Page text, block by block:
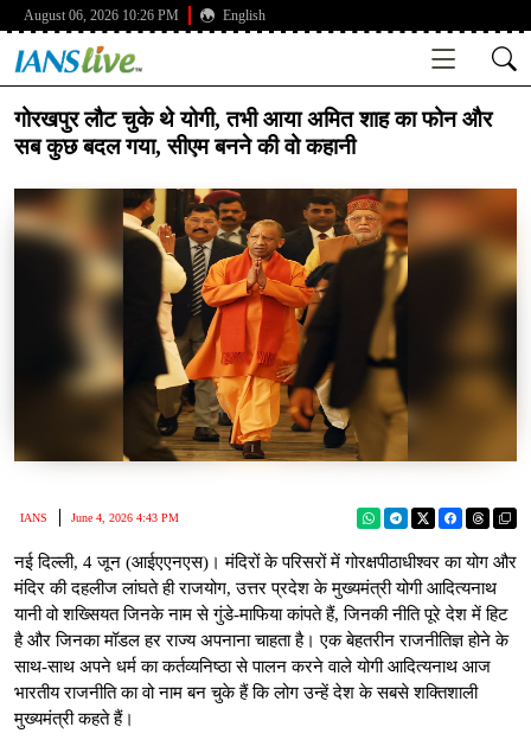
August 06, 2026 10:26 PM English
गोरखपुर लौट चुके थे योगी, तभी आया अमित शाह का फोन और
सब कुछ बदल गया, सीएम बनने की वो कहानी
IANS June 4, 2026 4:43 PM
नई दिल्ली, 4 जून (आईएएनएस)। मंदिरों के परिसरों में गोरक्षपीठाधीश्वर का योग और
मंदिर की दहलीज लांघते ही राजयोग, उत्तर प्रदेश के मुख्यमंत्री योगी आदित्यनाथ
यानी वो शख्सियत जिनके नाम से गुंडे-माफिया कांपते हैं, जिनकी नीति पूरे देश में हिट
है और जिनका मॉडल हर राज्य अपनाना चाहता है। एक बेहतरीन राजनीतिज्ञ होने के
साथ-साथ अपने धर्म का कर्तव्यनिष्ठा से पालन करने वाले योगी आदित्यनाथ आज
भारतीय राजनीति का वो नाम बन चुके हैं कि लोग उन्हें देश के सबसे शक्तिशाली
मुख्यमंत्री कहते हैं।